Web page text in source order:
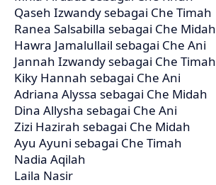
Qaseh Izwandy sebagai Che Timah
Ranea Salsabilla sebagai Che Midah
Hawra Jamalullail sebagai Che Ani
Jannah Izwandy sebagai Che Timah
Kiky Hannah sebagai Che Ani
Adriana Alyssa sebagai Che Midah
Dina Allysha sebagai Che Ani
Zizi Hazirah sebagai Che Midah
Ayu Ayuni sebagai Che Timah
Nadia Aqilah
Laila Nasir